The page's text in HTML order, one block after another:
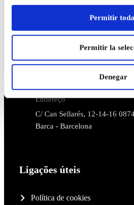
Permitir
Permitir la
Denegar
Liga-nos para
(+34) 93 640 19 00
Correio eletrónico
az-broquetas@az-broquetas.es
Endereço
C/ Can Sellarés, 12-14-16
Barca - Barcelona
Ligações úteis
Política de cookies